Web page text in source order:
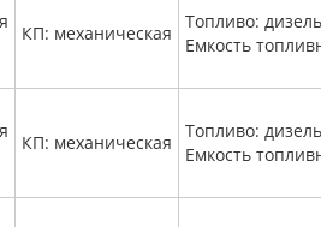
КП: механическая
Топливо: дизель
Емкость
КП: механическая
Топливо: дизель
Емкость